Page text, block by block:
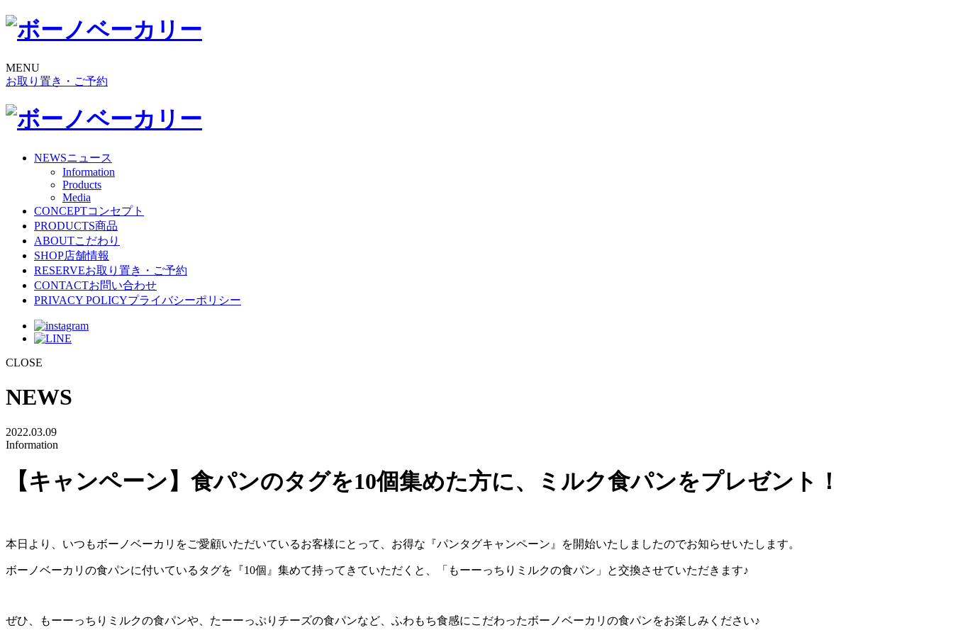
MENU
お取り置き・ご予約
NEWSニュース
Information
Products
Media
CONCEPTコンセプト
PRODUCTS商品
ABOUTこだわり
SHOP店舗情報
RESERVEお取り置き・ご予約
CONTACTお問い合わせ
PRIVACY POLICYプライバシーポリシー
CLOSE
NEWS
2022.03.09
Information
【キャンペーン】食パンのタグを10個集めた方に、ミルク食パンをプレゼント！
本日より、いつもボーノベーカリをご愛顧いただいているお客様にとって、お得な『パンタグキャンペーン』を開始いたしましたのでお知らせいたします。
ボーノベーカリの食パンに付いているタグを『10個』集めて持ってきていただくと、「もーーっちりミルクの食パン」と交換させていただきます♪
ぜひ、もーーっちりミルクの食パンや、たーーっぷりチーズの食パンなど、ふわもち食感にこだわったボーノベーカリの食パンをお楽しみください♪